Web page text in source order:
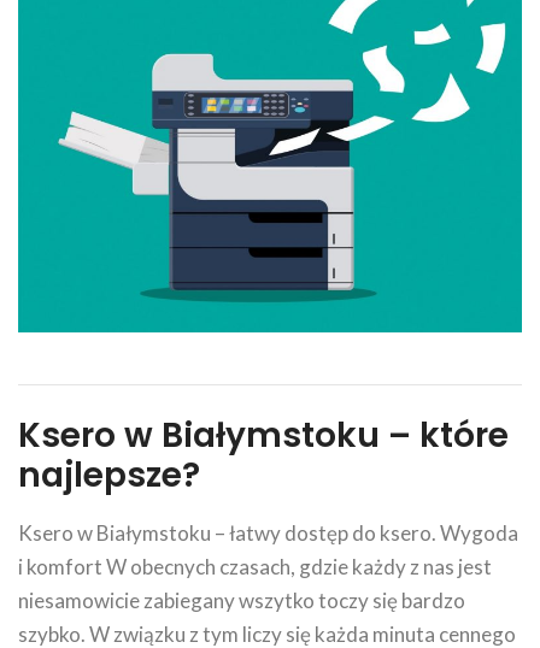
Ksero w Białymstoku – które
najlepsze?
Ksero w Białymstoku – łatwy dostęp do ksero. Wygoda
i komfort W obecnych czasach, gdzie każdy z nas jest
niesamowicie zabiegany wszytko toczy się bardzo
szybko. W związku z tym liczy się każda minuta cennego